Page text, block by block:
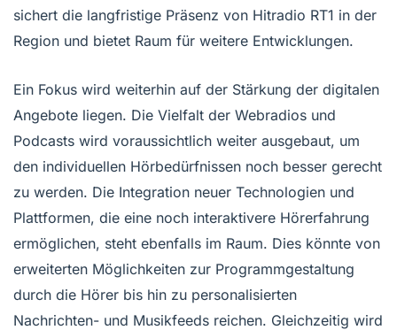
sichert die langfristige Präsenz von Hitradio RT1 in der
Region und bietet Raum für weitere Entwicklungen.
Ein Fokus wird weiterhin auf der Stärkung der digitalen
Angebote liegen. Die Vielfalt der Webradios und
Podcasts wird voraussichtlich weiter ausgebaut, um
den individuellen Hörbedürfnissen noch besser gerecht
zu werden. Die Integration neuer Technologien und
Plattformen, die eine noch interaktivere Hörerfahrung
ermöglichen, steht ebenfalls im Raum. Dies könnte von
erweiterten Möglichkeiten zur Programmgestaltung
durch die Hörer bis hin zu personalisierten
Nachrichten- und Musikfeeds reichen. Gleichzeitig wird